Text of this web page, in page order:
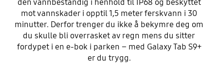
den vannbestandig i henhold til IP68 og beskyttet
mot vannskader i opptil 1,5 meter ferskvann i 30
minutter. Derfor trenger du ikke å bekymre deg om
du skulle bli overrasket av regn mens du sitter
fordypet i en e-bok i parken – med Galaxy Tab S9+
er du trygg.